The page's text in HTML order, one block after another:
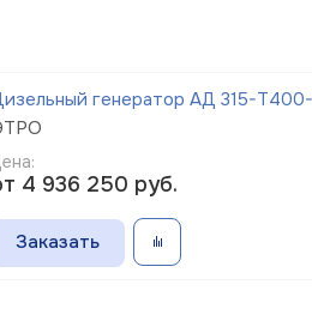
генератор АД 315-
4 936 250 руб.
Заказать